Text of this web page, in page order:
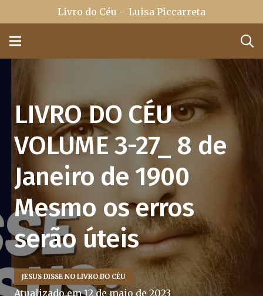
Livro do Céu – Luisa Piccarreta
LIVRO DO CÉU
VOLUME 3-27_ 8 de
Janeiro de 1900
Mesmo os erros
serão úteis
JESUS DISSE NO LIVRO DO CÉU
Atualizado em12 de maio de 2023